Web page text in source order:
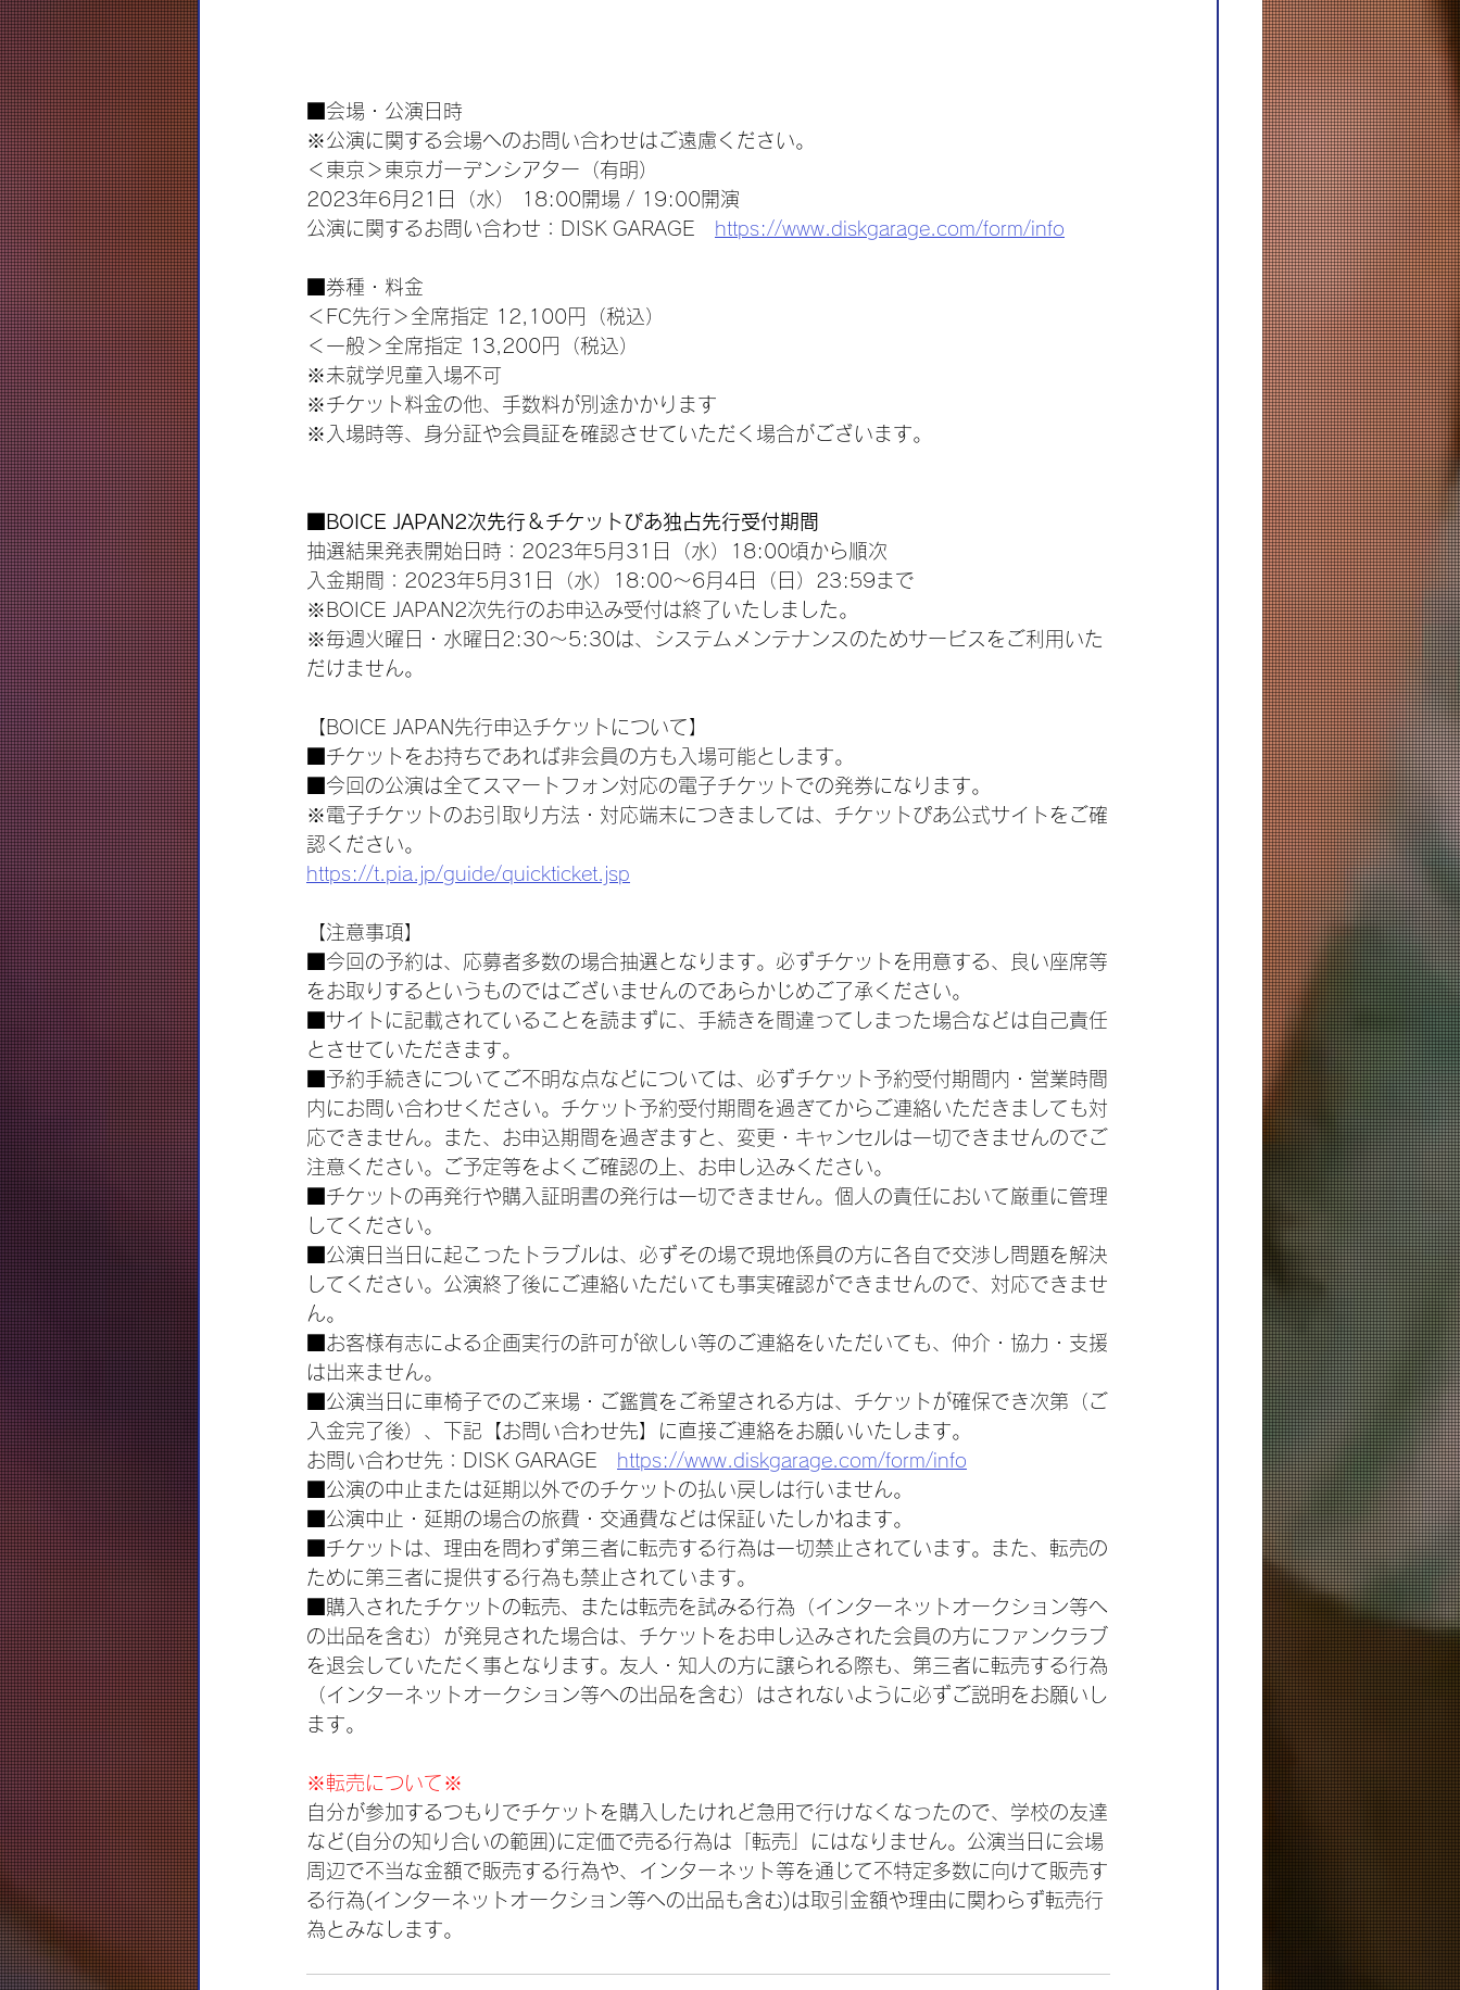
■会場・公演日時
※公演に関する会場へのお問い合わせはご遠慮ください。
＜東京＞東京ガーデンシアター（有明）
2023年6月21日（水） 18:00開場 / 19:00開演
公演に関するお問い合わせ：DISK GARAGE
https://www.diskgarage.com/form/info
■券種・料金
＜FC先行＞全席指定 12,100円（税込）
＜一般＞全席指定 13,200円（税込）
※未就学児童入場不可
※チケット料金の他、手数料が別途かかります
※入場時等、身分証や会員証を確認させていただく場合がございます。
■BOICE JAPAN2次先行＆チケットぴあ独占先行受付期間
抽選結果発表開始日時：2023年5月31日（水）18:00頃から順次
入金期間：2023年5月31日（水）18:00～6月4日（日）23:59まで
※BOICE JAPAN2次先行のお申込み受付は終了いたしました。
※毎週火曜日・水曜日2:30～5:30は、システムメンテナンスのためサービスをご利用いた
だけません。
【BOICE JAPAN先行申込チケットについて】
■チケットをお持ちであれば非会員の方も入場可能とします。
■今回の公演は全てスマートフォン対応の電子チケットでの発券になります。
※電子チケットのお引取り方法・対応端末につきましては、チケットぴあ公式サイトをご確
認ください。
https://t.pia.jp/guide/quickticket.jsp
【注意事項】
■今回の予約は、応募者多数の場合抽選となります。必ずチケットを用意する、良い座席等
をお取りするというものではございませんのであらかじめご了承ください。
■サイトに記載されていることを読まずに、手続きを間違ってしまった場合などは自己責任
とさせていただきます。
■予約手続きについてご不明な点などについては、必ずチケット予約受付期間内・営業時間
内にお問い合わせください。チケット予約受付期間を過ぎてからご連絡いただきましても対
応できません。また、お申込期間を過ぎますと、変更・キャンセルは一切できませんのでご
注意ください。ご予定等をよくご確認の上、お申し込みください。
■チケットの再発行や購入証明書の発行は一切できません。個人の責任において厳重に管理
してください。
■公演日当日に起こったトラブルは、必ずその場で現地係員の方に各自で交渉し問題を解決
してください。公演終了後にご連絡いただいても事実確認ができませんので、対応できませ
ん。
■お客様有志による企画実行の許可が欲しい等のご連絡をいただいても、仲介・協力・支援
は出来ません。
■公演当日に車椅子でのご来場・ご鑑賞をご希望される方は、チケットが確保でき次第（ご
入金完了後）、下記【お問い合わせ先】に直接ご連絡をお願いいたします。
お問い合わせ先：DISK GARAGE
https://www.diskgarage.com/form/info
■公演の中止または延期以外でのチケットの払い戻しは行いません。
■公演中止・延期の場合の旅費・交通費などは保証いたしかねます。
■チケットは、理由を問わず第三者に転売する行為は一切禁止されています。また、転売の
ために第三者に提供する行為も禁止されています。
■購入されたチケットの転売、または転売を試みる行為（インターネットオークション等へ
の出品を含む）が発見された場合は、チケットをお申し込みされた会員の方にファンクラブ
を退会していただく事となります。友人・知人の方に譲られる際も、第三者に転売する行為
（インターネットオークション等への出品を含む）はされないように必ずご説明をお願いし
ます。
※転売について※
自分が参加するつもりでチケットを購入したけれど急用で行けなくなったので、学校の友達
など(自分の知り合いの範囲)に定価で売る行為は「転売」にはなりません。公演当日に会場
周辺で不当な金額で販売する行為や、インターネット等を通じて不特定多数に向けて販売す
る行為(インターネットオークション等への出品も含む)は取引金額や理由に関わらず転売行
為とみなします。